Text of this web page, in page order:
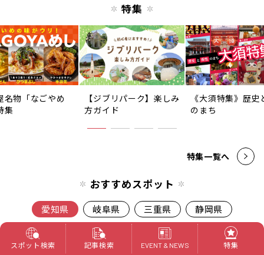
特集
名物「なごやめ
集
【ジブリパーク】楽しみ
方ガイド
《大須特集》歴史
のまち
特集一覧へ
おすすめスポット
愛知県 岐阜県 三重県 静岡県
おでかけ
スポット検索 記事検索 EVENT & NEWS 特集